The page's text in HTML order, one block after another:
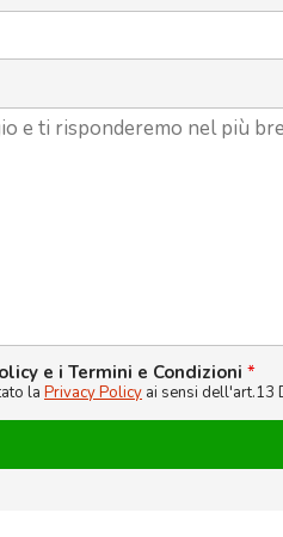
e i Termini e Condizioni *
la Privacy Policy ai sensi dell'art.13